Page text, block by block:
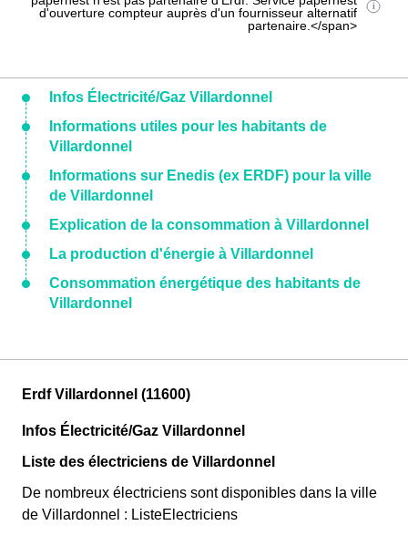
d'ouverture compteur auprès d'un fournisseur alternatif
partenaire.</span>
Infos Électricité/Gaz Villardonnel
Informations utiles pour les habitants de
Villardonnel
Informations sur Enedis (ex ERDF) pour la ville
de Villardonnel
Explication de la consommation à Villardonnel
La production d'énergie à Villardonnel
Consommation énergétique des habitants de
Villardonnel
Erdf Villardonnel (11600)
Infos Électricité/Gaz Villardonnel
Liste des électriciens de Villardonnel
De nombreux électriciens sont disponibles dans la ville
de Villardonnel : ListeElectriciens